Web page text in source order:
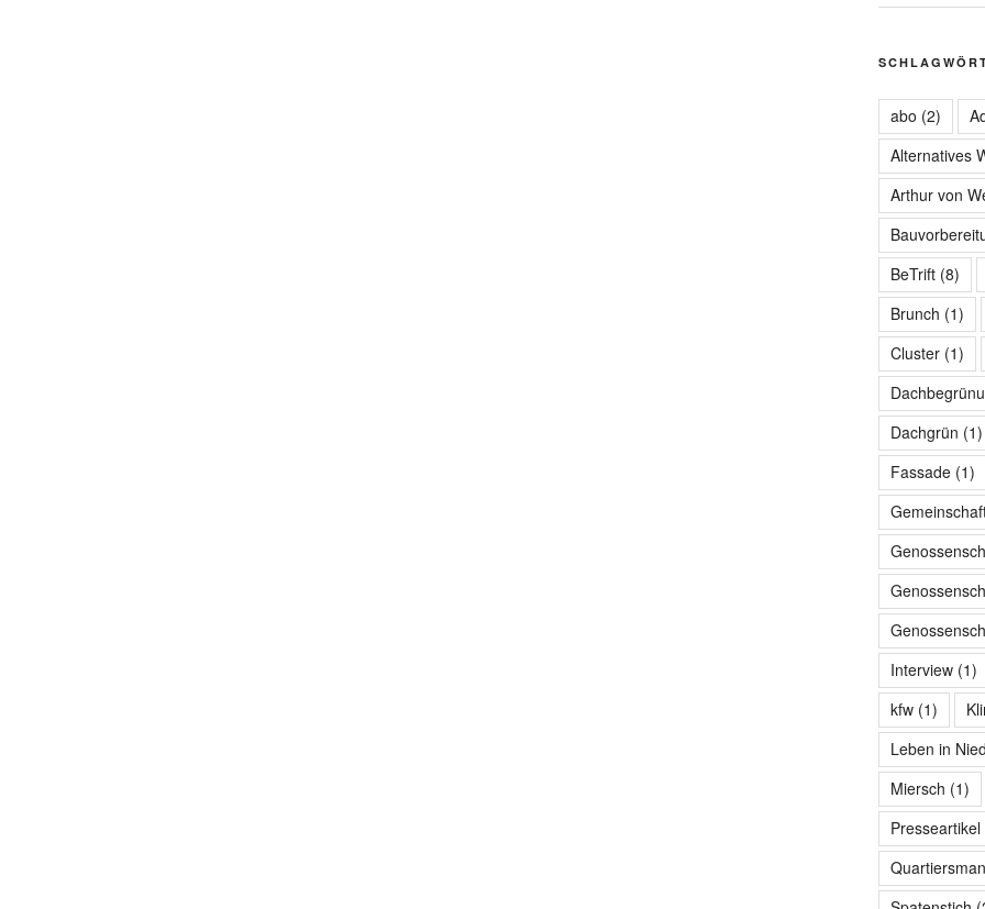
abo (2)
Alternatives
Arthur von
BeTrift(8)
Brunch (1)
Cluster(1)
Dachgrün (1)
Fassade(1)
Interview(1)
kfw(1)
Leben in
Miersch (1)
Presseartikel